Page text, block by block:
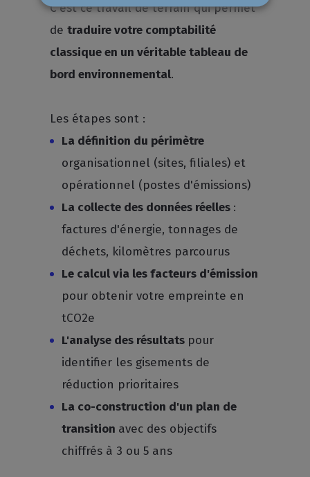
C'est ce travail de terrain qui permet
detraduire votre comptabilité
classique en un véritable tableau de
bord environnemental.
Les étapes sont :
La définition du périmètre
organisationnel (sites, filiales) et
opérationnel (postes d'émissions)
La collecte des données réelles :
factures d'énergie, tonnages de
déchets, kilomètres parcourus
Le calcul via les facteurs d'émission
pour obtenir votre empreinte en
tCO2e
L'analyse des résultats pour
identifier les gisements de
réduction prioritaires
La co-construction d'un plan de
transition avec des objectifs
chiffrés à 3 ou 5 ans